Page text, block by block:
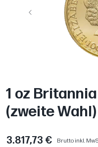
Vorige
1 oz
(zweite Wahl)
3.817,73 €
Brutto inkl.